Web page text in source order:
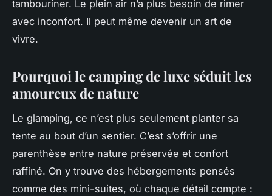
tambouriner. Le plein air n’a plus besoin de rimer
avec inconfort. Il peut même devenir un art de
vivre.
Pourquoi le camping de luxe séduit les
amoureux de nature
Le glamping, ce n’est plus seulement planter sa
tente au bout d’un sentier. C’est s’offrir une
parenthèse entre nature préservée et confort
raffiné. On y trouve des hébergements pensés
comme des mini-suites, où chaque détail compte :